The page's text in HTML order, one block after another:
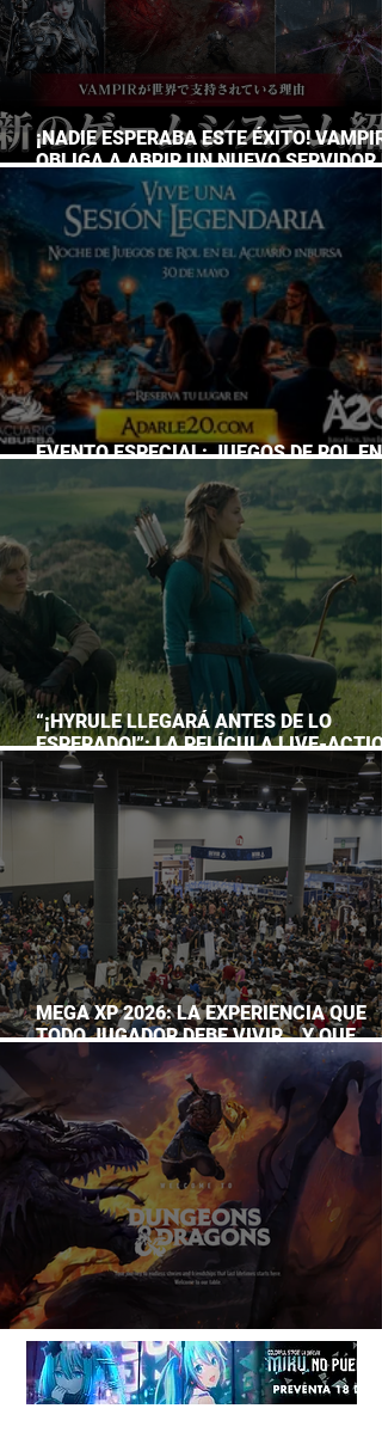
¡NADIE ESPERABA ESTE ÉXITO! VAMPIR
OBLIGA A ABRIR UN NUEVO SERVIDOR
JAPÓN A SOLO DOS DÍAS DE SU
LANZAMIENTO
EVENTO ESPECIAL: JUEGOS DE ROL EN
“¡HYRULE LLEGARÁ ANTES DE LO
ESPERADO!”: LA PELÍCULA LIVE-
DE THE LEGEND OF ZELDA ADELANTA
ESTRENO
MEGA XP 2026: LA EXPERIENCIA QUE
TODO JUGADOR DEBE VIVIR… Y QUE
AHORA PUEDES DISFRUTAR A TU RITMO
DUNGEONS & DRAGONS ¿TE ATREVES?